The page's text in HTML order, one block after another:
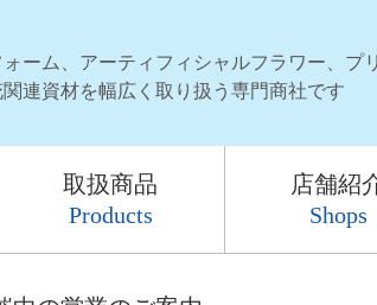
ーム、アーティフィシャルフラワー、プ
連資材を幅広く取り扱う専門商社です
取扱商品
Products
店舗紹
Shops